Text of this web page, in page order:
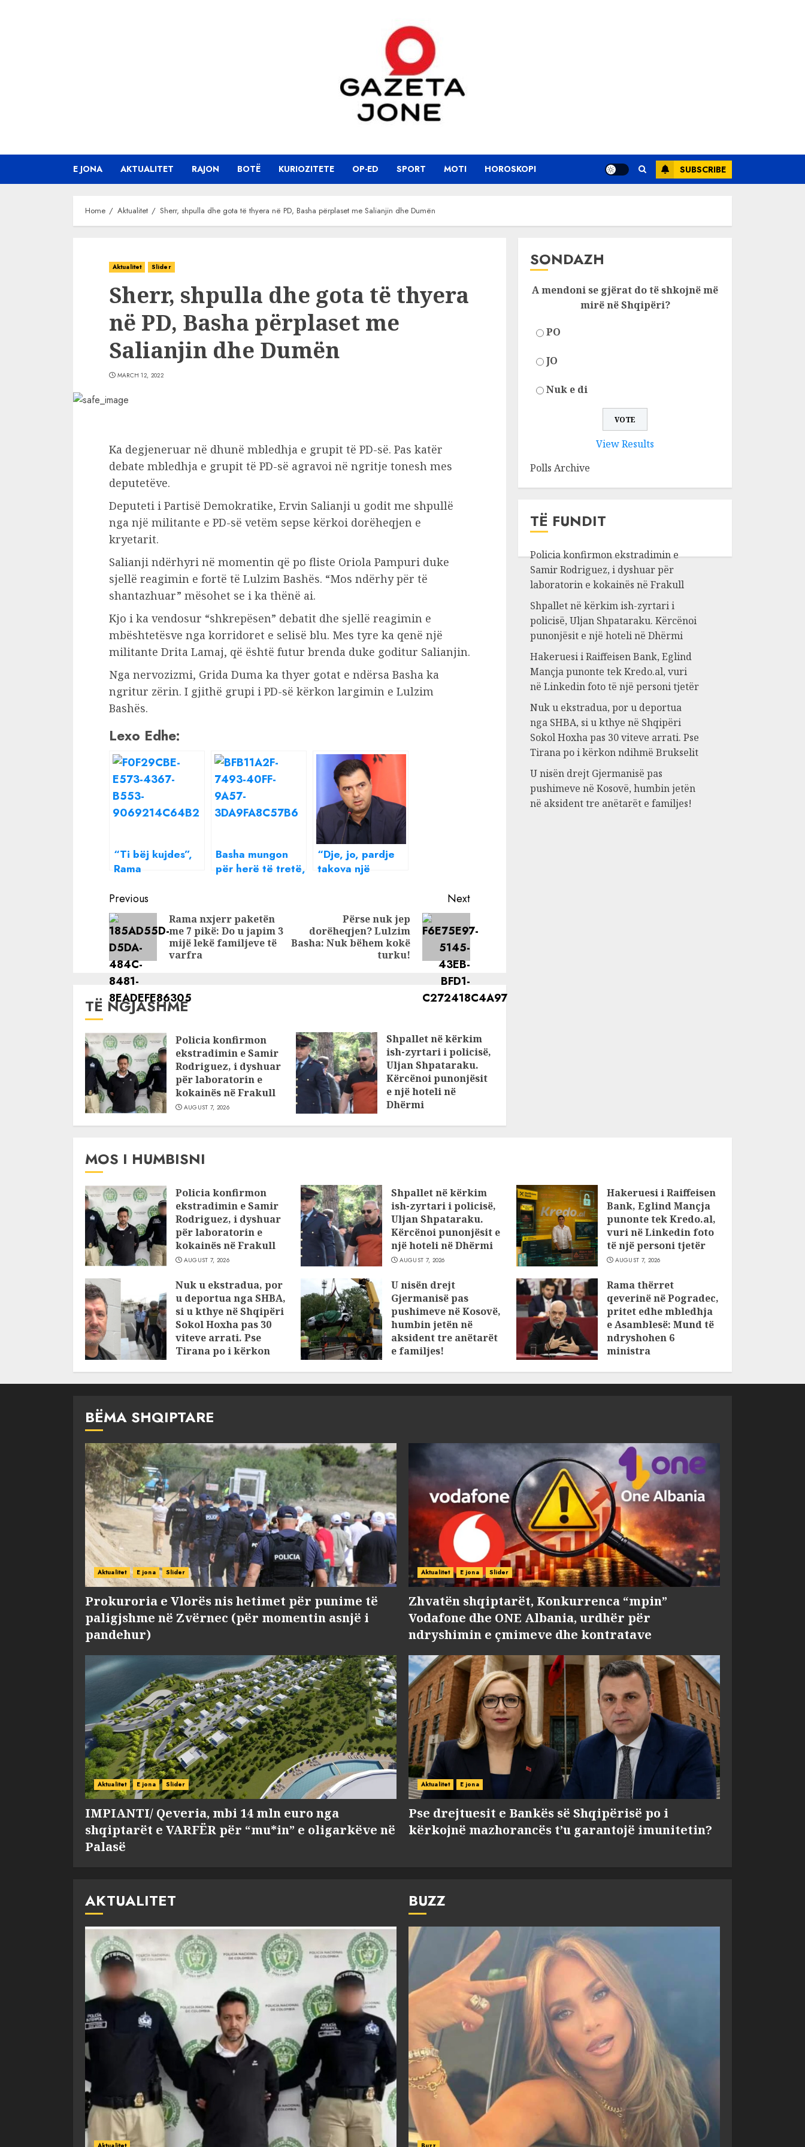
E JONA AKTUALITET RAJON BOTË KURIOZITETE OP-ED SPORT MOTI HOROSKOPI SUBSCRIBE
Home Aktualitet Sherr, shpulla dhe gota të thyera në PD, Basha përplaset me Salianjin dhe Dumën
Aktualitet Slider
Sherr, shpulla dhe gota të thyera
në PD, Basha përplaset me
Salianjin dhe Dumën
MARCH 12, 2022
Ka degjeneruar në dhunë mbledhja e grupit të PD-së. Pas katër
debate mbledhja e grupit të PD-së agravoi në ngritje tonesh mes
deputetëve.
Deputeti i Partisë Demokratike, Ervin Salianji u godit me shpullë
nga një militante e PD-së vetëm sepse kërkoi dorëheqjen e
kryetarit.
Salianji ndërhyri në momentin që po fliste Oriola Pampuri duke
sjellë reagimin e fortë të Lulzim Bashës. “Mos ndërhy për të
shantazhuar” mësohet se i ka thënë ai.
Kjo i ka vendosur “shkrepësen” debatit dhe sjellë reagimin e
mbështetësve nga korridoret e selisë blu. Mes tyre ka qenë një
militante Drita Lamaj, që është futur brenda duke goditur Salianjin.
Nga nervozizmi, Grida Duma ka thyer gotat e ndërsa Basha ka
ngritur zërin. I gjithë grupi i PD-së kërkon largimin e Lulzim
Bashës.
Lexo Edhe:
“Ti bëj kujdes”,
Rama
Salianjin: Je si
miza në të
ndenjurat e kalit,
të mirëkuptoj se
ke ditë të
vështirë…
Basha mungon
për herë të tretë,
përgjigjet
Ramës, Felaj: Sali
ulu
“Dje, jo, pardje
takova një
llafe” me
gazetarin: Na
thua një emër
Continue
Reading
Previous
Previous
post:
Rama nxjerr paketën
me 7 pikë: Do u japim 3
mijë lekë familjeve të
varfra
Next
Next
post:
Përse nuk jep
dorëheqjen? Lulzim
Basha: Nuk bëhem kokë
turku!
TË NGJASHME
Policia konfirmon
ekstradimin e Samir
Rodriguez, i dyshuar
për laboratorin e
kokainës në Frakull
AUGUST 7, 2026
Shpallet në kërkim
ish-zyrtari i policisë,
Uljan Shpataraku.
Kërcënoi punonjësit
e një hoteli në
Dhërmi
SONDAZH
A mendoni se gjërat do të shkojnë më
mirë në Shqipëri?
PO
JO
Nuk e di
View Results
Polls Archive
TË FUNDIT
Policia konfirmon ekstradimin e
Samir Rodriguez, i dyshuar për
laboratorin e kokainës në Frakull
Shpallet në kërkim ish-zyrtari i
policisë, Uljan Shpataraku. Kërcënoi
punonjësit e një hoteli në Dhërmi
Hakeruesi i Raiffeisen Bank, Eglind
Mançja punonte tek Kredo.al, vuri
në Linkedin foto të një personi tjetër
Nuk u ekstradua, por u deportua
nga SHBA, si u kthye në Shqipëri
Sokol Hoxha pas 30 viteve arrati. Pse
Tirana po i kërkon ndihmë Brukselit
U nisën drejt Gjermanisë pas
pushimeve në Kosovë, humbin jetën
në aksident tre anëtarët e familjes!
MOS I HUMBISNI
Policia konfirmon
ekstradimin e Samir
Rodriguez, i dyshuar
për laboratorin e
kokainës në Frakull
AUGUST 7, 2026
Shpallet në kërkim
ish-zyrtari i policisë,
Uljan Shpataraku.
Kërcënoi punonjësit e
një hoteli në Dhërmi
AUGUST 7, 2026
Hakeruesi i Raiffeisen
Bank, Eglind Mançja
punonte tek Kredo.al,
vuri në Linkedin foto
të një personi tjetër
AUGUST 7, 2026
Nuk u ekstradua, por
u deportua nga SHBA,
si u kthye në Shqipëri
Sokol Hoxha pas 30
viteve arrati. Pse
Tirana po i kërkon
U nisën drejt
Gjermanisë pas
pushimeve në Kosovë,
humbin jetën në
aksident tre anëtarët
e familjes!
Rama thërret
qeverinë në Pogradec,
pritet edhe mbledhja
e Asamblesë: Mund të
ndryshohen 6
ministra
BËMA SHQIPTARE
Aktualitet E jona Slider
Prokuroria e Vlorës nis hetimet për punime të
paligjshme në Zvërnec (për momentin asnjë i
pandehur)
Aktualitet E jona Slider
Zhvatën shqiptarët, Konkurrenca “mpin”
Vodafone dhe ONE Albania, urdhër për
ndryshimin e çmimeve dhe kontratave
Aktualitet E jona Slider
IMPIANTI/ Qeveria, mbi 14 mln euro nga
shqiptarët e VARFËR për “mu*in” e oligarkëve në
Palasë
Aktualitet E jona
Pse drejtuesit e Bankës së Shqipërisë po i
kërkojnë mazhorancës t’u garantojë imunitetin?
AKTUALITET BUZZ